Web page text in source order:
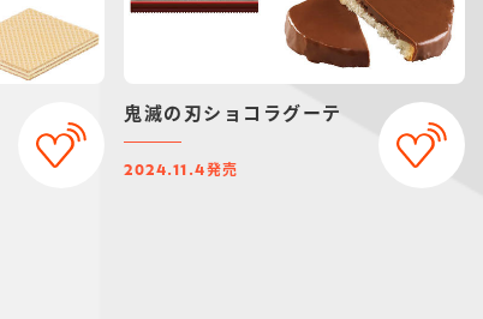
鬼滅の刃ショコラグーテ
2024.11.4発売